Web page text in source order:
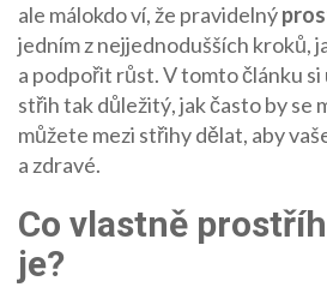
ale málokdo ví, že pravidelný
jedním z nejjednodušších kroků,
a podpořit růst. V tomto článku si
střih tak důležitý, jak často by se
můžete mezi střihy dělat, aby
a zdravé.
Co vlastně
je?